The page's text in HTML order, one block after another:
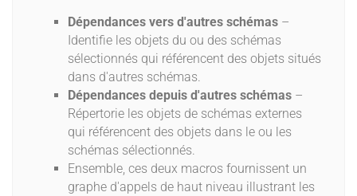
Dépendances vers d'autres schémas –
Identifie les objets du ou des schémas
sélectionnés qui référencent des objets situés
dans d'autres schémas.
Dépendances depuis d'autres schémas –
Répertorie les objets de schémas externes
qui référencent des objets dans le ou les
schémas sélectionnés.
Ensemble, ces deux macros fournissent un
graphe d'appels de haut niveau illustrant les